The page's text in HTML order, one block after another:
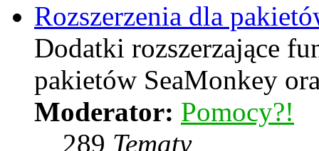
Rozszerzenia dla
Dodatki rozszerzające
pakietów SeaMonkey
Moderator: Pomocy?!
289 Tematy